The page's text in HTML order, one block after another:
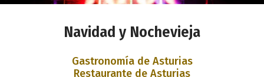
Navidad y Nochevieja
Gastronomía de Asturias
Restaurante de Asturias